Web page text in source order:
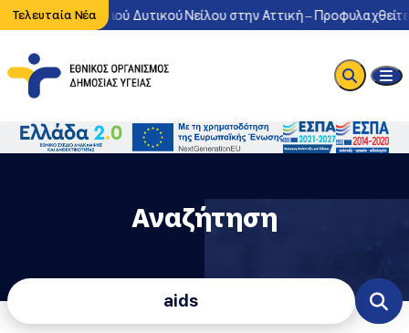
Τελευταία Νέατου ιού Δυτικού Νείλου στην Αττική – Προφυλαχθείτε
Αναζήτηση
Φόρμα Αναζήτησης